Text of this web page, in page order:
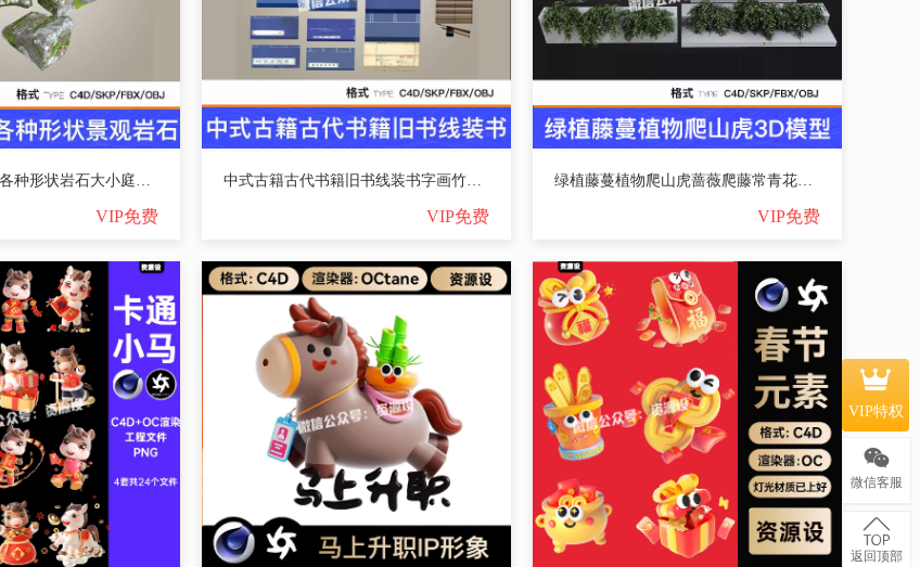
VIP免费 VIP免费 VIP免费
VIP特权
微信客服
返回顶部